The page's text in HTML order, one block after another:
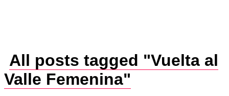
All posts tagged "Vuelta al
Valle Femenina"